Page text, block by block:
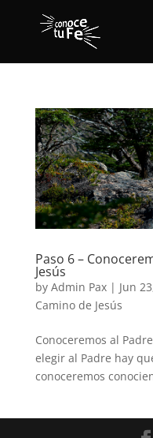
Paso 6 –
Jesús
by Admin Pax| Jun
Camino de Jesús
Conoceremos al
elegir al Padre hay
conoceremos